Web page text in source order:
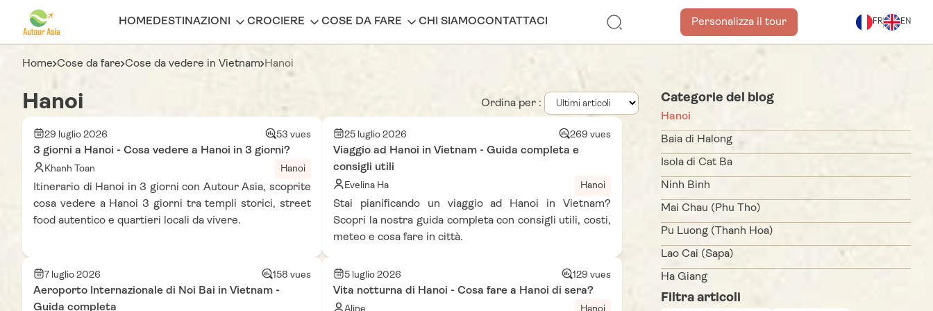
HOME DESTINAZIONI CROCIERE COSE DA FARE CHI SIAMOCONTATTACI Personalizza il tour FR EN
Home Cose da fare Cose da vedere in Vietnam Hanoi
Hanoi Ordina per :
29 luglio 2026 53 vues
3 giorni a Hanoi - Cosa vedere a Hanoi in 3 giorni?
Khanh Toan Hanoi
Itinerario di Hanoi in 3 giorni con Autour Asia, scoprite
cosa vedere a Hanoi 3 giorni tra templi storici, street
food autentico e quartieri locali da vivere.
25 luglio 2026 269 vues
Viaggio ad Hanoi in Vietnam - Guida completa e
consigli utili
Evelina Ha Hanoi
Stai pianificando un viaggio ad Hanoi in Vietnam?
Scopri la nostra guida completa con consigli utili, costi,
meteo e cosa fare in città.
7 luglio 2026 158 vues
Aeroporto Internazionale di Noi Bai in Vietnam -
Guida completa
5 luglio 2026 129 vues
Vita notturna di Hanoi - Cosa fare a Hanoi di sera?
Categorie del blog
Hanoi
Baia di Halong
Isola di Cat Ba
Ninh Binh
Mai Chau (Phu Tho)
Pu Luong (Thanh Hoa)
Lao Cai (Sapa)
Ha Giang
Cao Bang (Ban Gioc)
Filtra articoli